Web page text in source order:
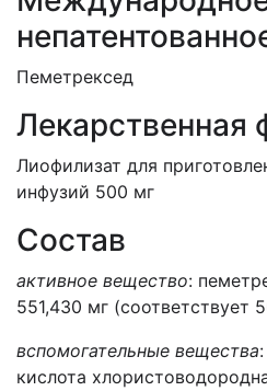
Пеметрексед
Лекарственная
Лиофилизат для
инфузий 500 мг
Состав
активное вещество:
551,430 мг (соответствует
вспомогательные вещества
кислота